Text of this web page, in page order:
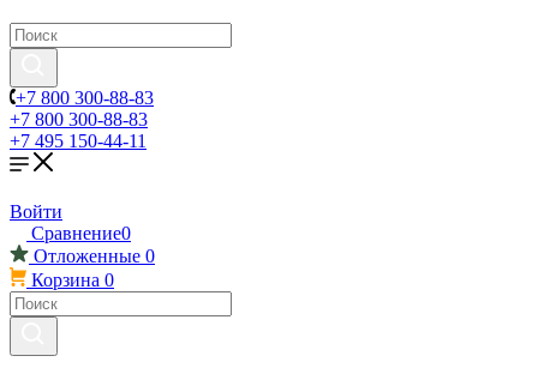
+7 800 300-88-83
+7 800 300-88-83
+7 495 150-44-11
Войти
Сравнение0
Отложенные 0
Корзина 0